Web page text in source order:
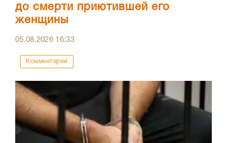
до смерти приютившей его
женщины
05.08.2026 16:33
Комментарии